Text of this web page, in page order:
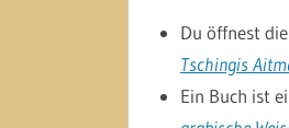
Du öffnest
Tschingis
Ein Buch ist